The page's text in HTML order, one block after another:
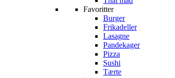
Favoritter
Burger
Frikadeller
Lasagne
Pandekager
Pizza
Sushi
Tærte